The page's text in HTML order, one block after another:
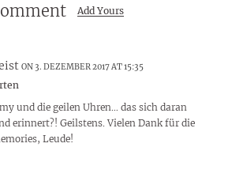
Add Yours
ON 3. DEZEMBER 2017 AT 15:35
und die geilen Uhren… das sich daran
erinnert?! Geilstens. Vielen Dank für die
Leude!